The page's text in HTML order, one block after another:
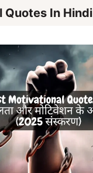
Quotes In Hindi